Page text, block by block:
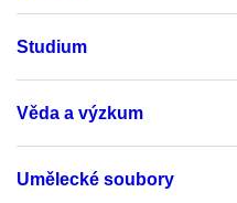
Studium
Věda a výzkum
Umělecké soubory